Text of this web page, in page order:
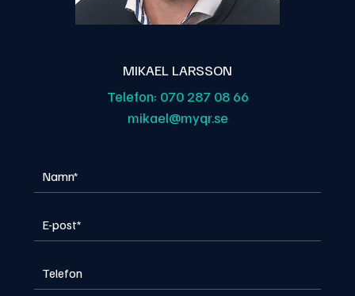
MIKAEL LARSSON
Telefon: 070 287 08 66
mikael@myqr.se